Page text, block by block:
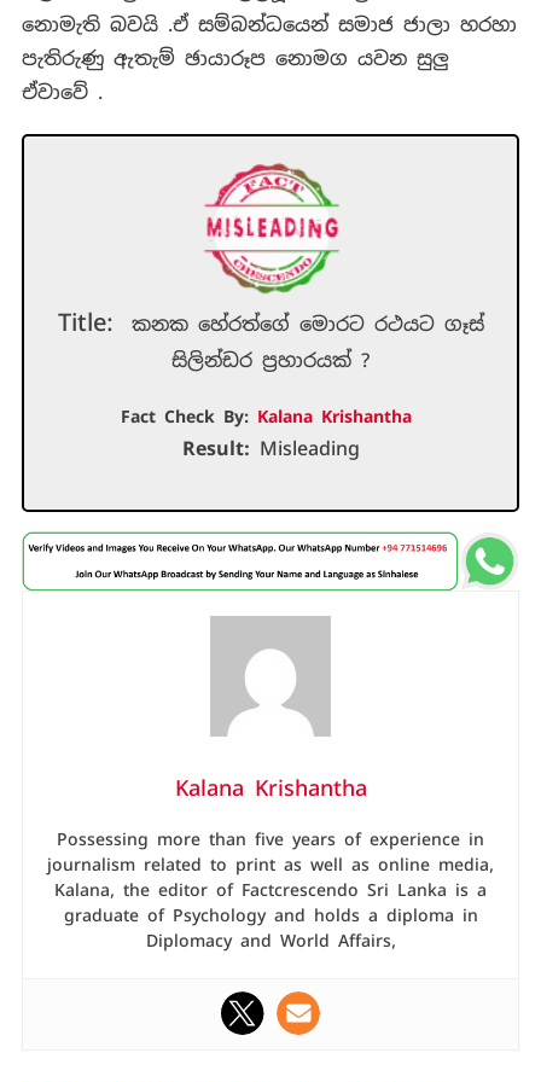
නොමැති බවයි .ඒ සම්බන්ධයෙන් සමාජ ජාලා හරහා
පැතිරුණු ඇතැම් ඡායාරූප නොමග යවන සුලු
ඒවාවේ .
Title:
කනක හේරත්ගේ මොරට රථයට ගෑස්
සිලින්ඩර ප්‍රහාරයක් ?
Fact Check By: Kalana Krishantha
Result: Misleading
Kalana Krishantha
Possessing more than five years of experience in
journalism related to print as well as online media,
Kalana, the editor of Factcrescendo Sri Lanka is a
graduate of Psychology and holds a diploma in
Diplomacy and World Affairs,